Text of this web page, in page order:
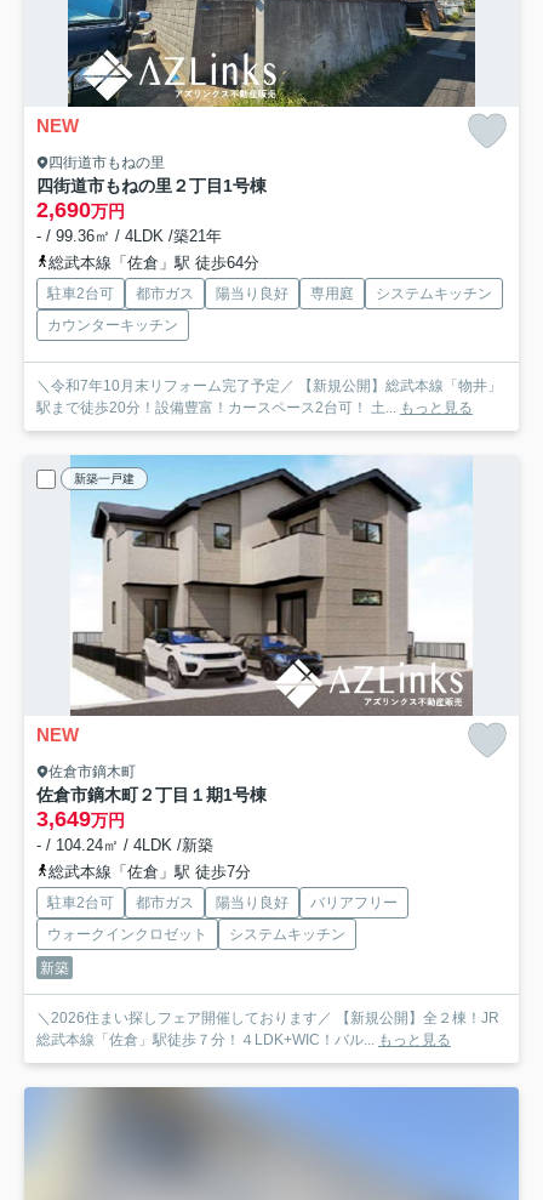
NEW
四街道市もねの里
四街道市もねの里２丁目 1号棟
2,690万円
- / 99.36㎡ / 4LDK /築21年
総武本線「佐倉」駅 徒歩64分
駐車2台可 都市ガス 陽当り良好 専用庭
システムキッチン
カウンターキッチン
＼令和7年10月末リフォーム完了予定／ 【新規公開】総武本線「物井」
駅まで徒歩20分！設備豊富！カースペース2台可！ 土... もっと見る
新築一戸建
NEW
佐倉市鏑木町
佐倉市鏑木町２丁目１期1号棟
3,649万円
- / 104.24㎡ / 4LDK /新築
総武本線「佐倉」駅 徒歩7分
駐車2台可 都市ガス 陽当り良好
バリアフリー
ウォークインクロゼット
システムキッチン
新築
＼2026住まい探しフェア開催しております／ 【新規公開】全２棟！JR
総武本線「佐倉」駅徒歩７分！４LDK+WIC！バル... もっと見る